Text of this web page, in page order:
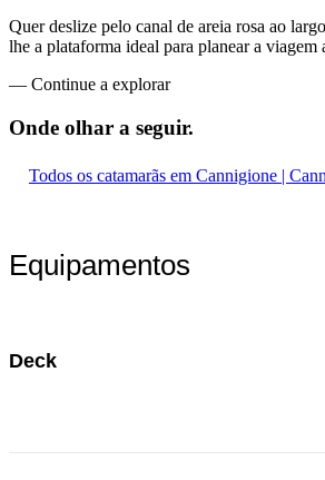
Quer deslize pelo canal de areia rosa ao
lhe a plataforma ideal para planear a
— Continue a explorar
Onde olhar a seguir.
Todos os catamarãs em Cannigione |
Equipamentos
Deck